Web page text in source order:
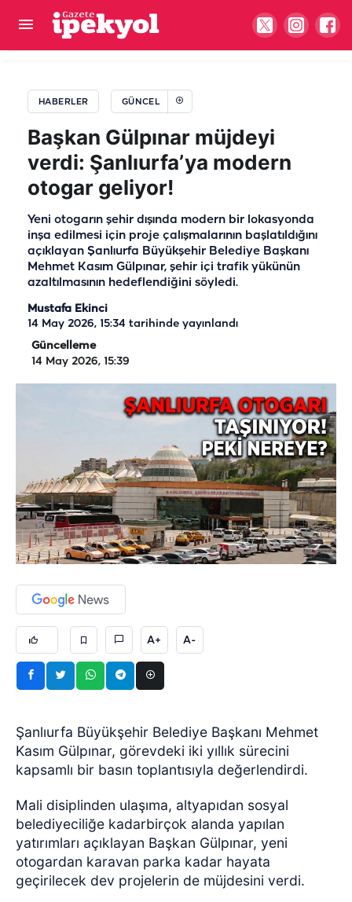
HABERLER GÜNCEL
Başkan Gülpınar müjdeyi
verdi: Şanlıurfa’ya modern
otogar geliyor!
Yeni otogarın şehir dışında modern bir lokasyonda
inşa edilmesi için proje çalışmalarının başlatıldığını
açıklayan Şanlıurfa Büyükşehir Belediye Başkanı
Mehmet Kasım Gülpınar, şehir içi trafik yükünün
azaltılmasının hedeflendiğini söyledi.
Mustafa Ekinci
14 May 2026, 15:34 tarihinde yayınlandı
Güncelleme
14 May 2026, 15:39
A+ A-
Şanlıurfa Büyükşehir Belediye Başkanı Mehmet
Kasım Gülpınar, görevdeki iki yıllık sürecini
kapsamlı bir basın toplantısıyla değerlendirdi.
Mali disiplinden ulaşıma, altyapıdan sosyal
belediyeciliğe kadarbirçok alanda yapılan
yatırımları açıklayan Başkan Gülpınar, yeni
otogardan karavan parka kadar hayata
geçirilecek dev projelerin de müjdesini verdi.
AK Parti İlçe Başkanı Elgün'ün acı günü...